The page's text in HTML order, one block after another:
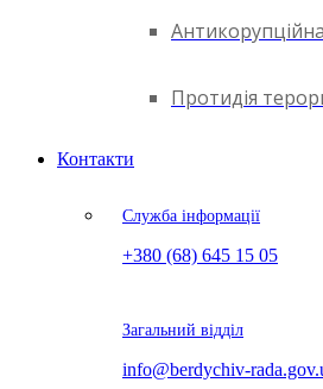
Протидія
Контакти
Служба інформації
+380 (68) 645 15 05
Загальний відділ
info@berdychiv-